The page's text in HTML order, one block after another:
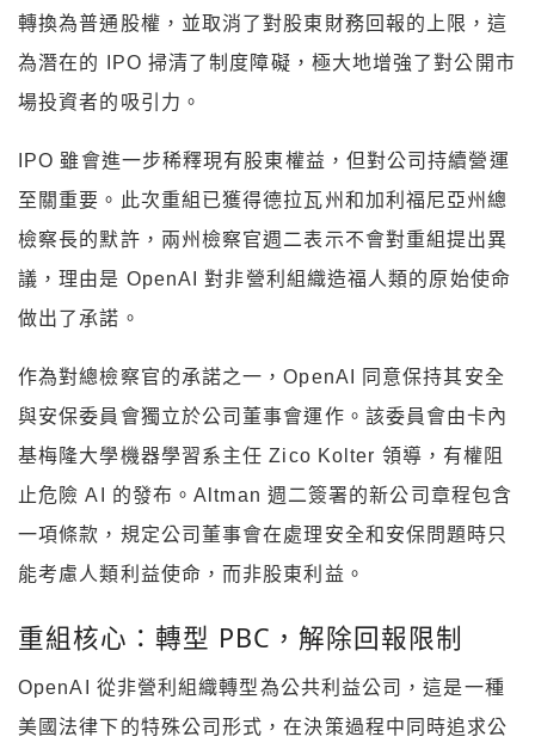
轉換為普通股權，並取消了對股東財務回報的上限，這
為潛在的 IPO 掃清了制度障礙，極大地增強了對公開市
場投資者的吸引力。
IPO 雖會進一步稀釋現有股東權益，但對公司持續營運
至關重要。此次重組已獲得德拉瓦州和加利福尼亞州總
檢察長的默許，兩州檢察官週二表示不會對重組提出異
議，理由是 OpenAI 對非營利組織造福人類的原始使命
做出了承諾。
作為對總檢察官的承諾之一，OpenAI 同意保持其安全
與安保委員會獨立於公司董事會運作。該委員會由卡內
基梅隆大學機器學習系主任 Zico Kolter 領導，有權阻
止危險 AI 的發布。Altman 週二簽署的新公司章程包含
一項條款，規定公司董事會在處理安全和安保問題時只
能考慮人類利益使命，而非股東利益。
重組核心：轉型 PBC，解除回報限制
OpenAI 從非營利組織轉型為公共利益公司，這是一種
美國法律下的特殊公司形式，在決策過程中同時追求公